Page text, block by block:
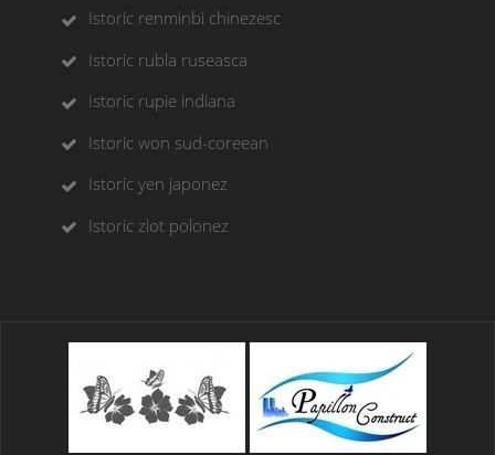
Istoric renminbi chinezesc
Istoric rubla ruseasca
Istoric rupie indiana
Istoric won sud-coreean
Istoric yen japonez
Istoric zlot polonez